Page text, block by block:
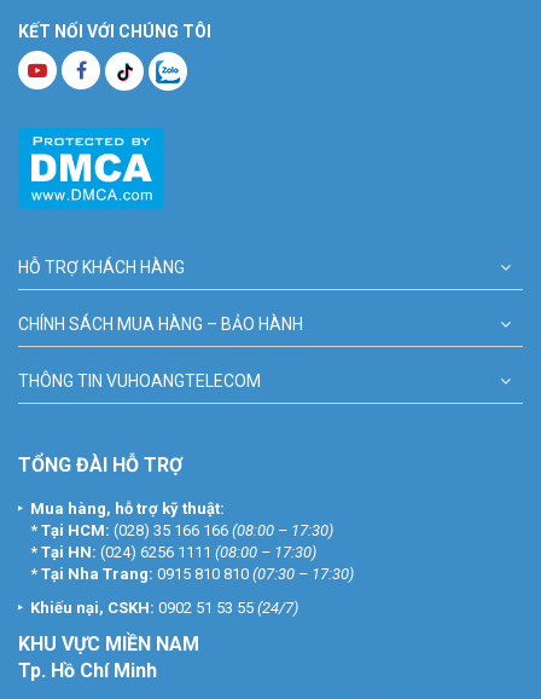
KẾT NỐI VỚI CHÚNG TÔI
HỖ TRỢ KHÁCH HÀNG
CHÍNH SÁCH MUA HÀNG – BẢO HÀNH
THÔNG TIN VUHOANGTELECOM
TỔNG ĐÀI HỖ TRỢ
Mua hàng, hỗ trợ kỹ thuật:
* Tại HCM: (028) 35 166 166 (08:00 – 17:30)
* Tại HN: (024) 6256 1111 (08:00 – 17:30)
* Tại Nha Trang: 0915 810 810 (07:30 – 17:30)
Khiếu nại, CSKH: 0902 51 53 55 (24/7)
KHU VỰC MIỀN NAM
Tp. Hồ Chí Minh